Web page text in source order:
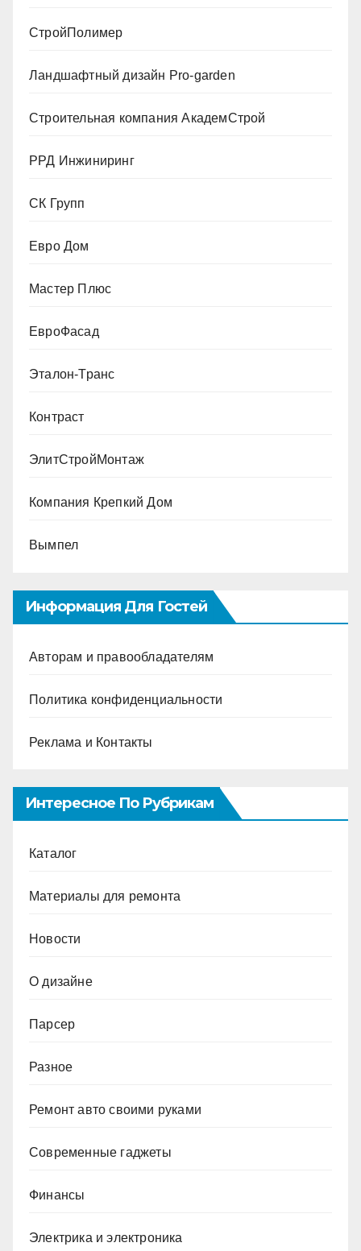
СтройПолимер
Ландшафтный дизайн Pro-garden
Строительная компания АкадемСтрой
РРД Инжиниринг
СК Групп
Евро Дом
Мастер Плюс
ЕвроФасад
Эталон-Транс
Контраст
ЭлитСтройМонтаж
Компания Крепкий Дом
Вымпел
Информация Для Гостей
Авторам и правообладателям
Политика конфиденциальности
Реклама и Контакты
Интересное По Рубрикам
Каталог
Материалы для ремонта
Новости
О дизайне
Парсер
Разное
Ремонт авто своими руками
Современные гаджеты
Финансы
Электрика и электроника